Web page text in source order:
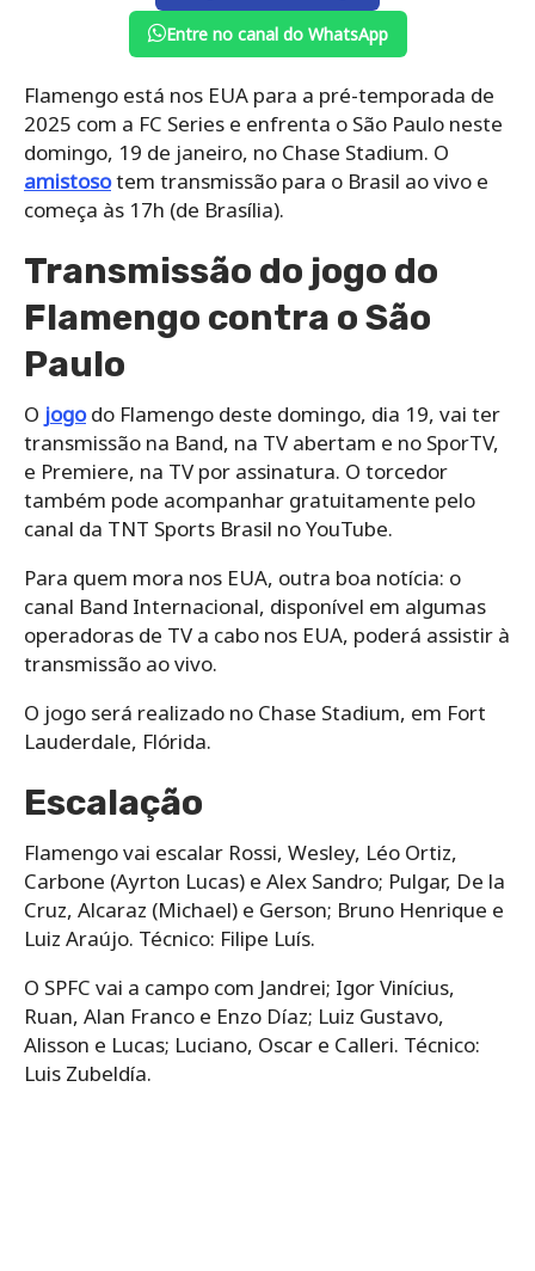
Entre no canal do WhatsApp
Flamengo está nos EUA para a pré-temporada de
2025 com a FC Series e enfrenta o São Paulo neste
domingo, 19 de janeiro, no Chase Stadium. O
amistosotem transmissão para o Brasil ao vivo e
começa às 17h (de Brasília).
Transmissão do jogo do
Flamengo contra o São
Paulo
O jogodo Flamengo deste domingo, dia 19, vai ter
transmissão na Band, na TV abertam e no SporTV,
e Premiere, na TV por assinatura. O torcedor
também pode acompanhar gratuitamente pelo
canal da TNT Sports Brasil no YouTube.
Para quem mora nos EUA, outra boa notícia: o
canal Band Internacional, disponível em algumas
operadoras de TV a cabo nos EUA, poderá assistir à
transmissão ao vivo.
O jogo será realizado no Chase Stadium, em Fort
Lauderdale, Flórida.
Escalação
Flamengo vai escalar Rossi, Wesley, Léo Ortiz,
Carbone (Ayrton Lucas) e Alex Sandro; Pulgar, De la
Cruz, Alcaraz (Michael) e Gerson; Bruno Henrique e
Luiz Araújo. Técnico: Filipe Luís.
O SPFC vai a campo com Jandrei; Igor Vinícius,
Ruan, Alan Franco e Enzo Díaz; Luiz Gustavo,
Alisson e Lucas; Luciano, Oscar e Calleri. Técnico:
Luis Zubeldía.